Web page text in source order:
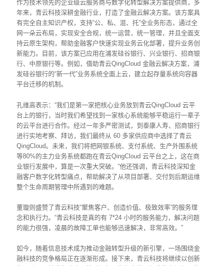
作为技术领先的企业级云服务商与数字化转型解决方案提供商，多
年来，青云科技深耕金融行业，打造了金融云解决方案。该方案具
有完全自主知识产权，支持“公、私、混、托”全业务形态，通过全
网一朵云布局，实现安全合规，统一运营，统一管理，并且全面支
持云原生架构，帮助金融客户快速实现业务云化部署，提升业务创
新能力。目前，该方案已应用在浦发硅谷银行、兴业银行、招商银
行、中原银行等。例如，借助青云QingCloud 金融云解决方案，浦
发硅谷银行的“新一代”业务系统全面上云，建立起存量系统向容器
平台迁移的机制。
孔维高表示：“我们是第一家把核心业务放到青云QingCloud 云平
台上的银行，当时我们希望找到一家核心系统能够平稳运行一辈子
的云平台进行合作。经过一年多严密测试，到泰康人寿、招商银行
进行实地考察、拜访，我们最终从 60 多家供应商中选择了青云
QingCloud。未来，我们将把网银系统、支付系统、生产外围系统
等80%的主力业务系统都跑在青云QingCloud 云平台之上，这在商
业银行发展中，算是一次重大突破。“他还强调，青云科技深知金
融客户数字化转型痛点，帮助解决了从项目部署、交付到后期运维
整个生命周期管理中所遇到的难题。
董璇则盛赞了青云科技“聚焦客户、创造价值、极致效率”的服务理
念和执行力。“青云科技是真的有 7*24 小时的服务能力，解决问题
的能力很强，凌晨的故障工单也能够迅速解决，非常高效。”
如今，随着信息技术成为推动金融转型升级的新引擎，一场围绕金
融科技的竞争格局正在逐渐形成。接下来，青云科技将继续以创新